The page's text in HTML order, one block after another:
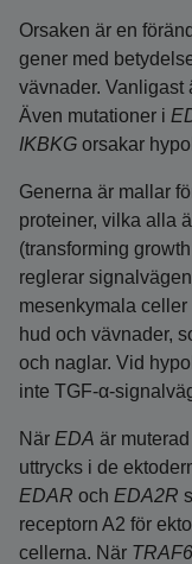
Orsaken är en
gener med
vävnader. Vanligast
Även mutationer i
IKBKG orsakar
Generna är mallar
proteiner, vilka alla
(transforming
reglerar
mesenkymala
hud och vävnader,
och naglar. Vid
inte TGF-α-
När EDA är
uttrycks i de
EDAR och EDA2R
receptorn A2 för
cellerna. När TRAF6